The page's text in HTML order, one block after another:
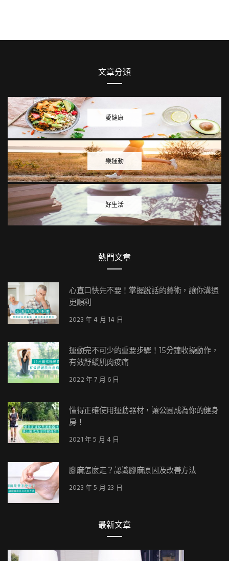
文章分類
愛健康
樂運動
好生活
熱門文章
心直口快先不要！掌握說話的藝術，讓你溝通
更順利
2023 年 4 月 14 日
運動完不可少的重要步驟！15分鐘收操動作，
有效舒緩肌肉痠痛
2022 年 7 月 6 日
懂得正確使用運動器材，讓公園成為你的健身
房！
2021 年 5 月 4 日
腳麻怎麼走？認識腳麻原因及改善方法
2023 年 5 月 23 日
最新文章
好生活